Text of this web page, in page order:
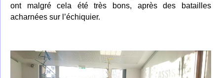
ont malgré cela été très bons, après des batailles
acharnées sur l’échiquier.